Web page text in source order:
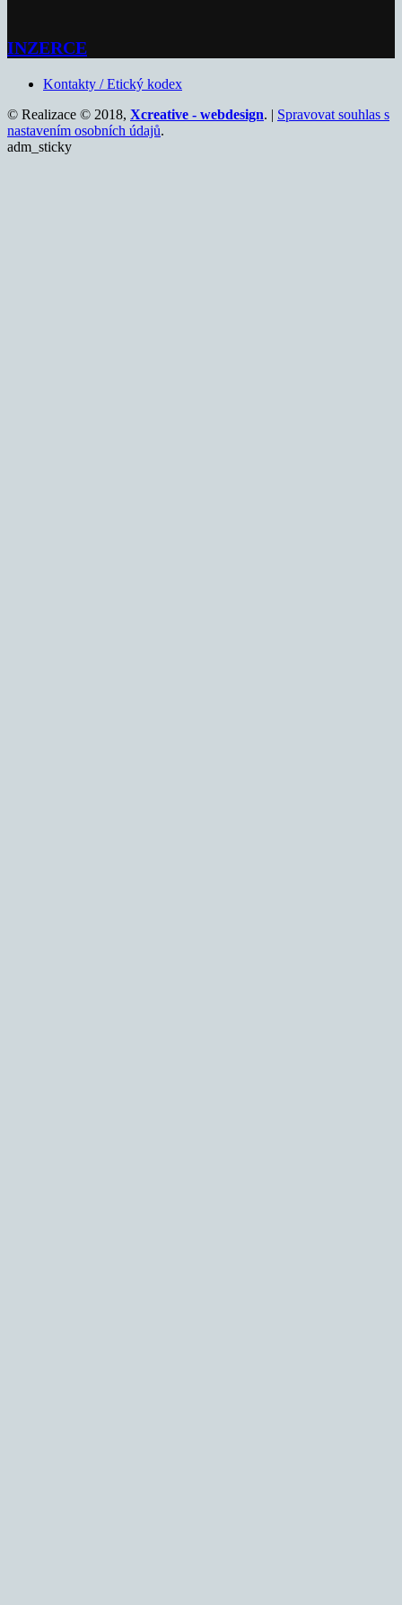
INZERCE
Kontakty / Etický kodex
© Realizace © 2018, Xcreative - webdesign. | Spravovat souhlas s
nastavením osobních údajů.
adm_sticky